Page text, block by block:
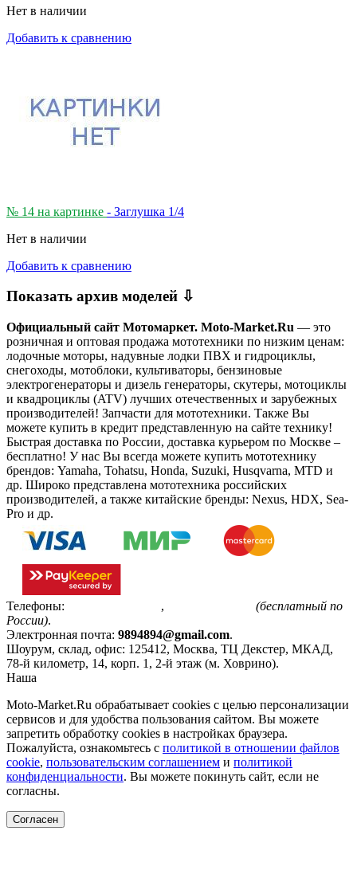
Нет в наличии
Добавить к сравнению
№ 14 на картинке - Заглушка 1/4
Нет в наличии
Добавить к сравнению
Показать архив моделей ⇩
Официальный сайт Мотомаркет. Moto-Market.Ru — это
розничная и оптовая продажа мототехники по низким ценам:
лодочные моторы, надувные лодки ПВХ и гидроциклы,
снегоходы, мотоблоки, культиваторы, бензиновые
электрогенераторы и дизель генераторы, скутеры, мотоциклы
и квадроциклы (ATV) лучших отечественных и зарубежных
производителей! Запчасти для мототехники. Также Вы
можете купить в кредит представленную на сайте технику!
Быстрая доставка по России, доставка курьером по Москве –
бесплатно! У нас Вы всегда можете купить мототехнику
брендов: Yamaha, Tohatsu, Honda, Suzuki, Husqvarna, MTD и
др. Широко представлена мототехника российских
производителей, а также китайские бренды: Nexus, HDX, Sea-
Pro и др.
Телефоны: ,
(бесплатный по
России).
Электронная почта: 9894894@gmail.com.
Шоурум, склад, офис: 125412, Москва, ТЦ Декстер, МКАД,
78-й километр, 14, корп. 1, 2-й этаж (м. Ховрино).
Наша
Moto-Market.Ru обрабатывает сookies с целью персонализации
сервисов и для удобства пользования сайтом. Вы можете
запретить обработку сookies в настройках браузера.
Пожалуйста, ознакомьтесь с политикой в отношении файлов
cookie, пользовательским соглашением и политикой
конфиденциальности. Вы можете покинуть сайт, если не
согласны.
Согласен